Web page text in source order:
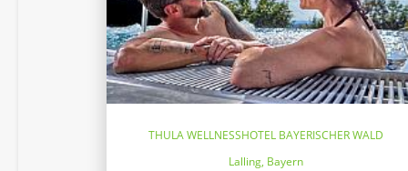
THULA WELLNESSHOTEL BAYERISCHER WALD
Lalling, Bayern